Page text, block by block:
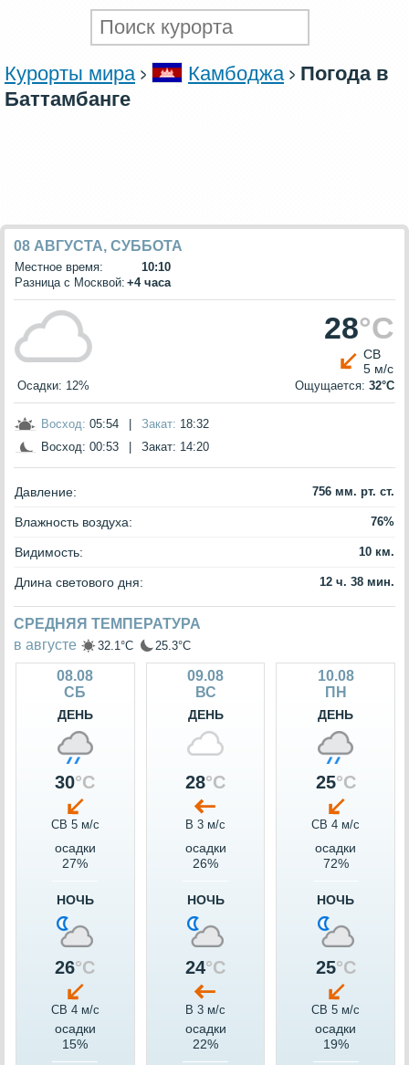
Курорты мира Камбоджа
Погода в
Баттамбанге
08 АВГУСТА, СУББОТА
Местное время:
10:10
Разница с Москвой: +4 часа
28°C
СВ
5 м/с
Осадки: 12% Ощущается: 32°C
Восход: 05:54 Закат: 18:32
Восход: 00:53 Закат: 14:20
Давление: 756 мм. рт. ст.
Влажность воздуха: 76%
Видимость: 10 км.
Длина светового дня: 12 ч. 38 мин.
СРЕДНЯЯ ТЕМПЕРАТУРА
в августе
32.1°C 25.3°C
08.08
СБ
ДЕНЬ
30°C
СВ 5 м/c
осадки
27%
НОЧЬ
26°C
СВ 4 м/c
осадки
15%
09.08
ВС
ДЕНЬ
28°C
В 3 м/c
осадки
26%
НОЧЬ
24°C
В 3 м/c
осадки
22%
10.08
ПН
ДЕНЬ
25°C
СВ 4 м/c
осадки
72%
НОЧЬ
25°C
СВ 5 м/c
осадки
19%